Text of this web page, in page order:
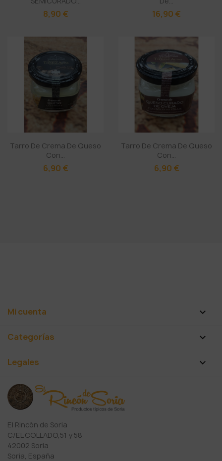
8,90 € 16,90 €
Tarro De Crema De Queso
Con...
6,90 €
Tarro De Crema De Queso
Con...
6,90 €
Mi cuenta 
Categorías 
Legales 
El Rincón de Soria
C/EL COLLADO,51 y 58
42002 Soria
Soria, España